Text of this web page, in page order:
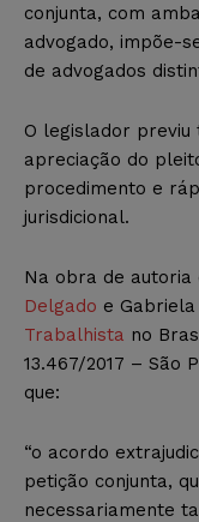
conjunta, com
advogado, impõe-
de advogados
O legislador previu
apreciação do
procedimento e
jurisdicional.
Na obra de autoria
Delgado e
Trabalhista no
13.467/2017 – São
que:
“o acordo
petição conjunta,
necessariamente